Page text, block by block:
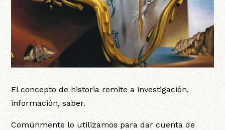
El concepto de historia remite a investigación,
información, saber.
Comúnmente lo utilizamos para dar cuenta de